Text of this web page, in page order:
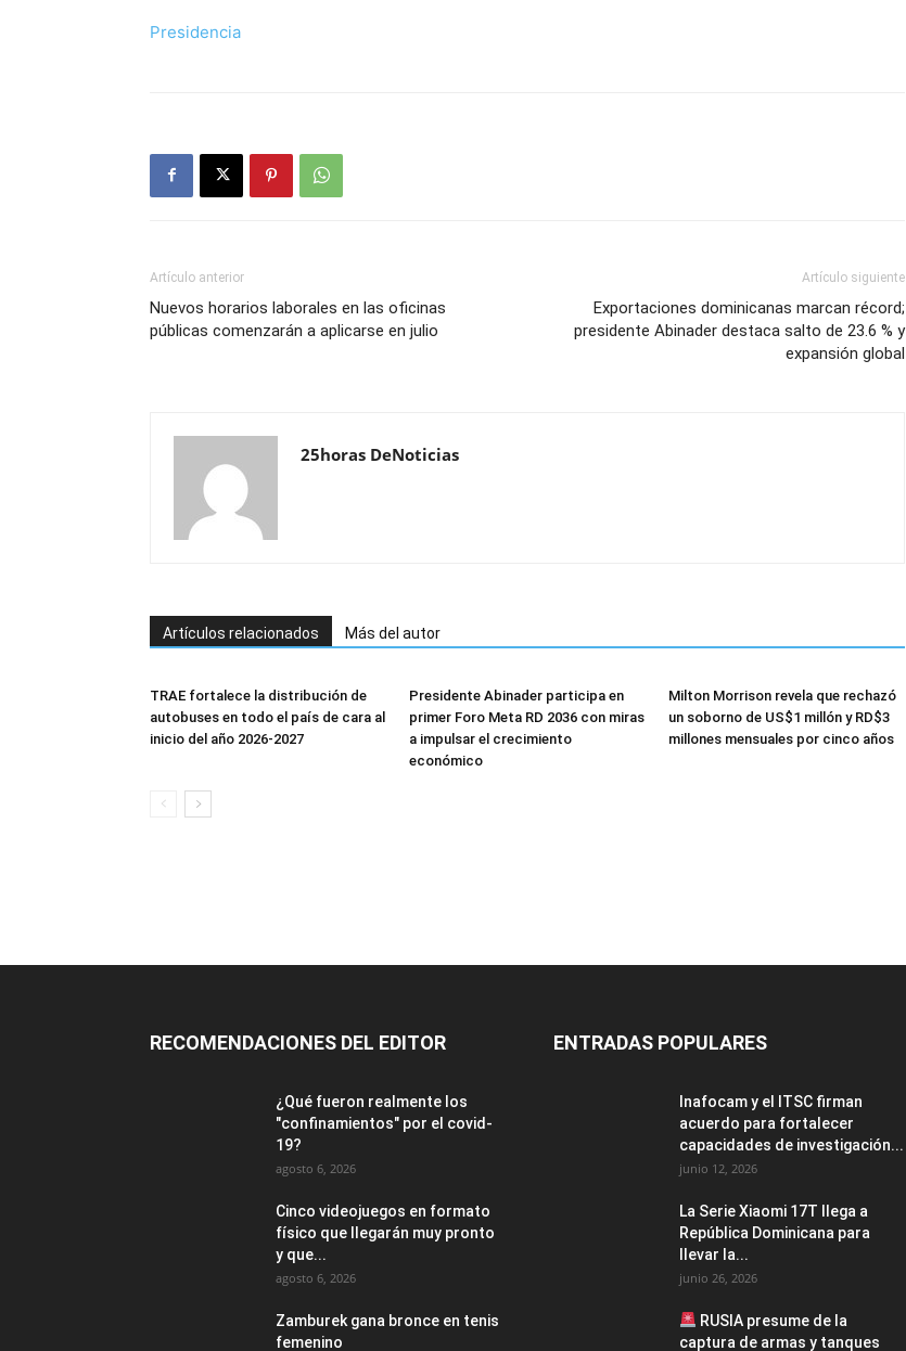
Presidencia
Artículo anterior
Nuevos horarios laborales en las oficinas
públicas comenzarán a aplicarse en julio
Artículo siguiente
Exportaciones dominicanas marcan récord;
presidente Abinader destaca salto de 23.6 % y
expansión global
25horas DeNoticias
Artículos relacionados Más del autor
TRAE fortalece la distribución de
autobuses en todo el país de cara al
inicio del año 2026-2027
Presidente Abinader participa en
primer Foro Meta RD 2036 con miras
a impulsar el crecimiento
económico
Milton Morrison revela que rechazó
un soborno de US$1 millón y RD$3
millones mensuales por cinco años
RECOMENDACIONES DEL EDITOR
¿Qué fueron realmente los
"confinamientos" por el covid-
19?
agosto 6, 2026
Cinco videojuegos en formato
físico que llegarán muy pronto
y que...
agosto 6, 2026
Zamburek gana bronce en tenis
femenino
ENTRADAS POPULARES
Inafocam y el ITSC firman
acuerdo para fortalecer
capacidades de investigación...
junio 12, 2026
La Serie Xiaomi 17T llega a
República Dominicana para
llevar la...
junio 26, 2026
RUSIA presume de la
captura de armas y tanques